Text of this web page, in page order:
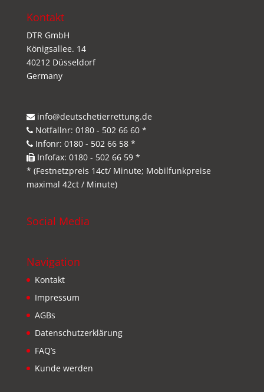
Kontakt
DTR GmbH
Königsallee. 14
40212 Düsseldorf
Germany
info@deutschetierrettung.de
Notfallnr: 0180 - 502 66 60 *
Infonr: 0180 - 502 66 58 *
Infofax: 0180 - 502 66 59 *
* (Festnetzpreis 14ct/ Minute; Mobilfunkpreise
maximal 42ct / Minute)
Social Media
Navigation
Kontakt
Impressum
AGBs
Datenschutzerklärung
FAQ’s
Kunde werden